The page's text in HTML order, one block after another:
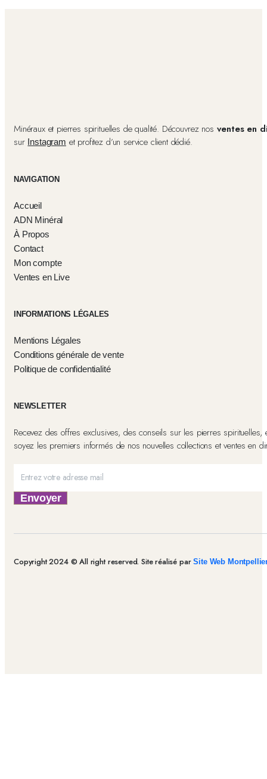
Minéraux et pierres spirituelles de qualité. Découvrez nos ventes en
sur Instagram et profitez d’un service client dédié.
NAVIGATION
Accueil
ADN Minéral
À Propos
Contact
Mon compte
Ventes en Live
INFORMATIONS LÉGALES
Mentions Légales
Conditions générale de vente
Politique de confidentialité
NEWSLETTER
Recevez des offres exclusives, des conseils sur les pierres spirituelles,
soyez les premiers informés de nos nouvelles collections et ventes en
Envoyer
Copyright 2024 © All right reserved. Site réalisé parSite Web